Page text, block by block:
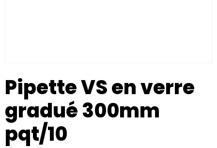
Pipette VS en verre
gradué 300mm
pqt/10